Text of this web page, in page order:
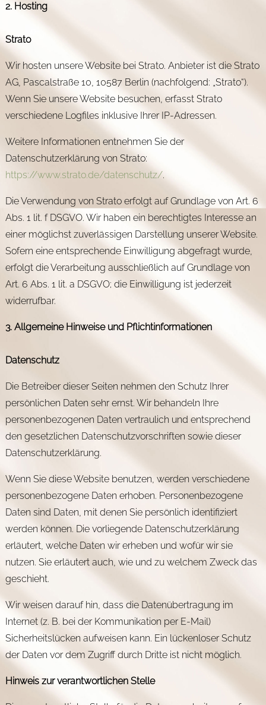
2. Hosting
Strato
Wir hosten unsere Website bei Strato. Anbieter ist die Strato
AG, Pascalstraße 10, 10587 Berlin (nachfolgend: „Strato“).
Wenn Sie unsere Website besuchen, erfasst Strato
verschiedene Logfiles inklusive Ihrer IP-Adressen.
Weitere Informationen entnehmen Sie der
Datenschutzerklärung von Strato:
https://www.strato.de/datenschutz/.
Die Verwendung von Strato erfolgt auf Grundlage von Art. 6
Abs. 1 lit. f DSGVO. Wir haben ein berechtigtes Interesse an
einer möglichst zuverlässigen Darstellung unserer Website.
Sofern eine entsprechende Einwilligung abgefragt wurde,
erfolgt die Verarbeitung ausschließlich auf Grundlage von
Art. 6 Abs. 1 lit. a DSGVO; die Einwilligung ist jederzeit
widerrufbar.
3. Allgemeine Hinweise und Pflicht­informationen
Datenschutz
Die Betreiber dieser Seiten nehmen den Schutz Ihrer
persönlichen Daten sehr ernst. Wir behandeln Ihre
personenbezogenen Daten vertraulich und entsprechend
den gesetzlichen Datenschutzvorschriften sowie dieser
Datenschutzerklärung.
Wenn Sie diese Website benutzen, werden verschiedene
personenbezogene Daten erhoben. Personenbezogene
Daten sind Daten, mit denen Sie persönlich identifiziert
werden können. Die vorliegende Datenschutzerklärung
erläutert, welche Daten wir erheben und wofür wir sie
nutzen. Sie erläutert auch, wie und zu welchem Zweck das
geschieht.
Wir weisen darauf hin, dass die Datenübertragung im
Internet (z. B. bei der Kommunikation per E-Mail)
Sicherheitslücken aufweisen kann. Ein lückenloser Schutz
der Daten vor dem Zugriff durch Dritte ist nicht möglich.
Hinweis zur verantwortlichen Stelle